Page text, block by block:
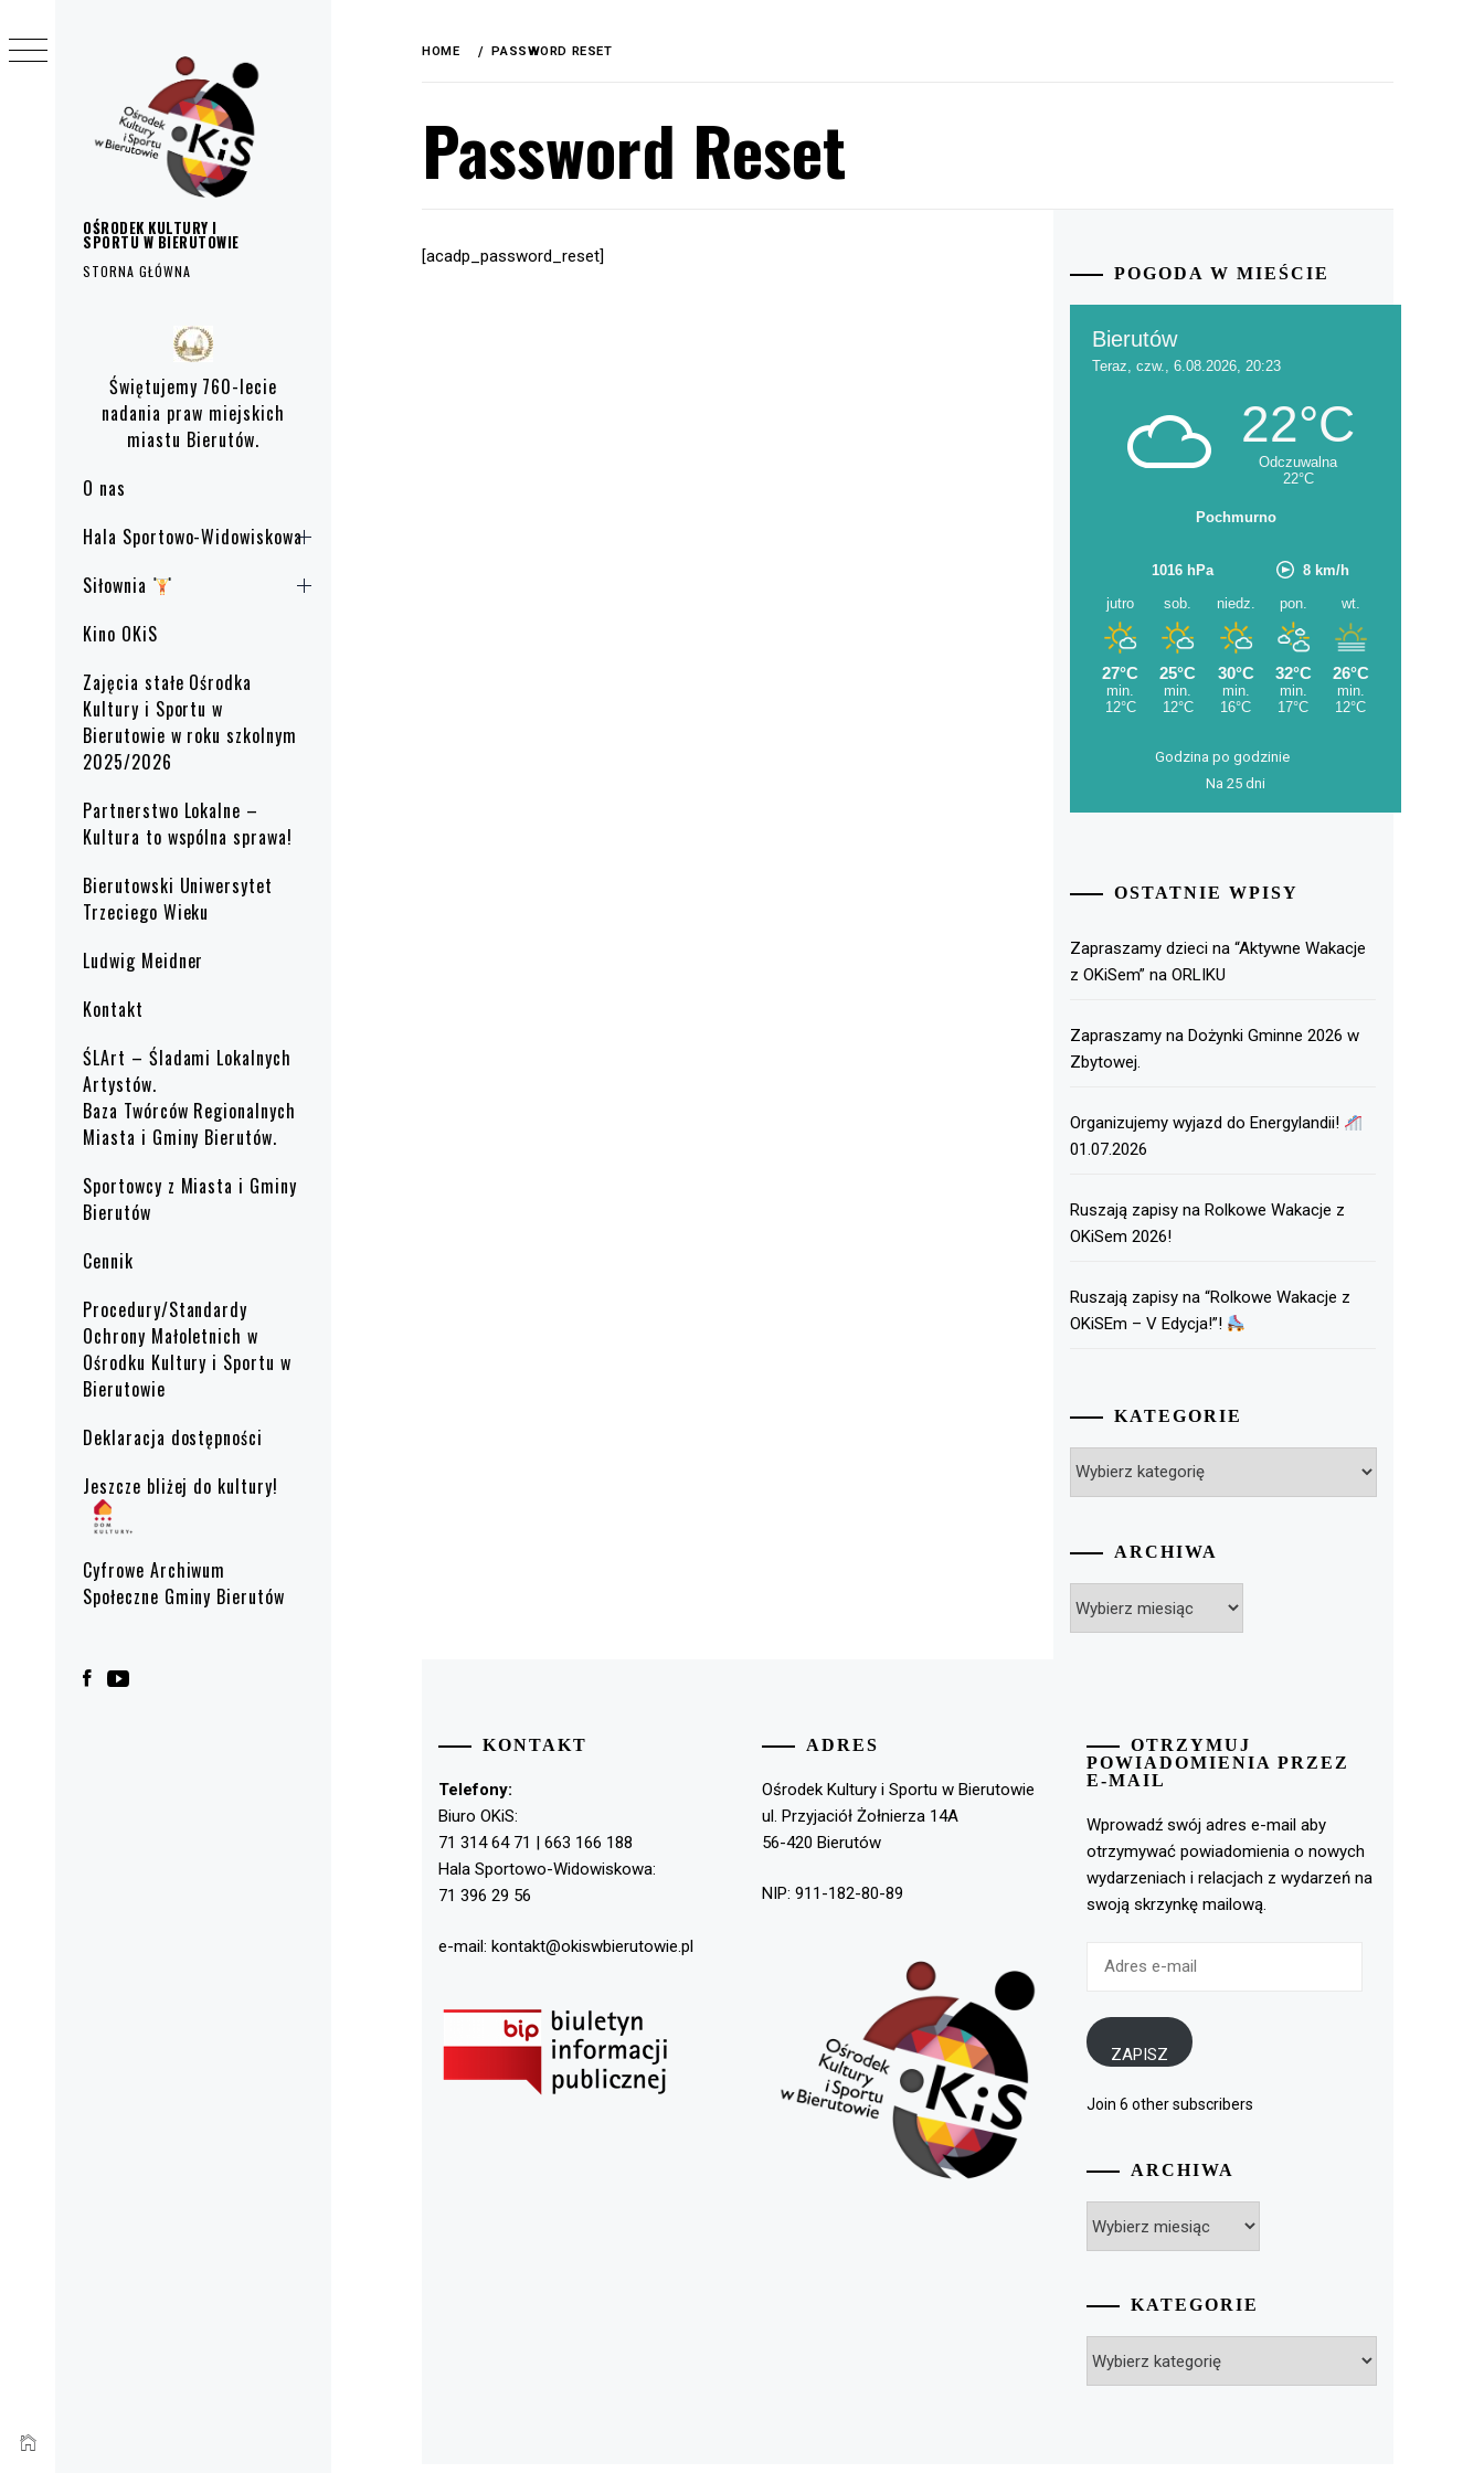
OŚRODEK KULTURY I
SPORTU W BIERUTOWIE
STORNA GŁÓWNA
Świętujemy 760-lecie
nadania praw miejskich
miastu Bierutów.
O nas
Hala Sportowo-Widowiskowa
Siłownia
Kino OKiS
Zajęcia stałe Ośrodka
Kultury i Sportu w
Bierutowie w roku szkolnym
2025/2026
Partnerstwo Lokalne –
Kultura to wspólna sprawa!
Bierutowski Uniwersytet
Trzeciego Wieku
Ludwig Meidner
Kontakt
ŚLArt – Śladami Lokalnych
Artystów.
Baza Twórców Regionalnych
Miasta i Gminy Bierutów.
Sportowcy z Miasta i Gminy
Bierutów
Cennik
Procedury/Standardy
Ochrony Małoletnich w
Ośrodku Kultury i Sportu w
Bierutowie
Deklaracja dostępności
Jeszcze bliżej do kultury!
Cyfrowe Archiwum
Społeczne Gminy Bierutów
HOME PASSWORD RESET
Password Reset
[acadp_password_reset]
POGODA W MIEŚCIE
Godzina po godzinie
Na 25 dni
OSTATNIE WPISY
Zapraszamy dzieci na “Aktywne Wakacje
z OKiSem” na ORLIKU
Zapraszamy na Dożynki Gminne 2026 w
Zbytowej.
Organizujemy wyjazd do Energylandii!
01.07.2026
Ruszają zapisy na Rolkowe Wakacje z
OKiSem 2026!
Ruszają zapisy na “Rolkowe Wakacje z
OKiSEm – V Edycja!”!
KATEGORIE
ARCHIWA
KONTAKT
Telefony:
Biuro OKiS:
71 314 64 71 | 663 166 188
Hala Sportowo-Widowiskowa:
71 396 29 56
e-mail: kontakt@okiswbierutowie.pl
ADRES
Ośrodek Kultury i Sportu w Bierutowie
ul. Przyjaciół Żołnierza 14A
56-420 Bierutów
NIP: 911-182-80-89
OTRZYMUJ
POWIADOMIENIA PRZEZ
E-MAIL
Wprowadź swój adres e-mail aby
otrzymywać powiadomienia o nowych
wydarzeniach i relacjach z wydarzeń na
swoją skrzynkę mailową.
ZAPISZ
Join 6 other subscribers
ARCHIWA
KATEGORIE